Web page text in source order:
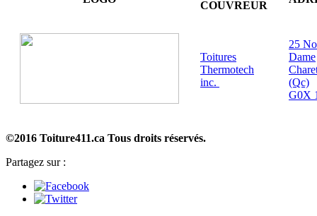
COUVREUR
Toitures
Thermotech
inc.
25
Dame
(Qc)
G0X
©2016 Toiture411.ca Tous droits réservés.
Partagez sur :